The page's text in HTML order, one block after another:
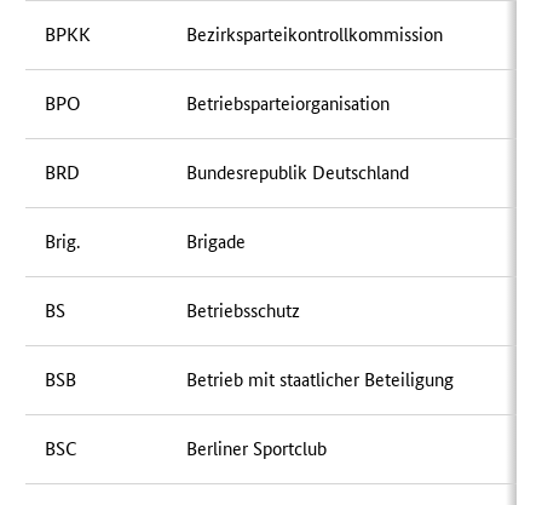
BPKK Bezirksparteikontrollkommission
BPO Betriebsparteiorganisation
BRD Bundesrepublik Deutschland
Brig. Brigade
BS Betriebsschutz
BSB Betrieb mit staatlicher Beteiligung
BSC Berliner Sportclub